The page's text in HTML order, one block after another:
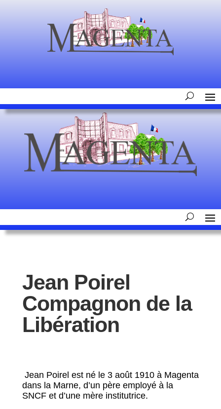
Jean Poirel
Compagnon de la
Libération
Jean Poirel est né le 3 août 1910 à Magenta
dans la Marne, d’un père employé à la
SNCF et d’une mère institutrice.